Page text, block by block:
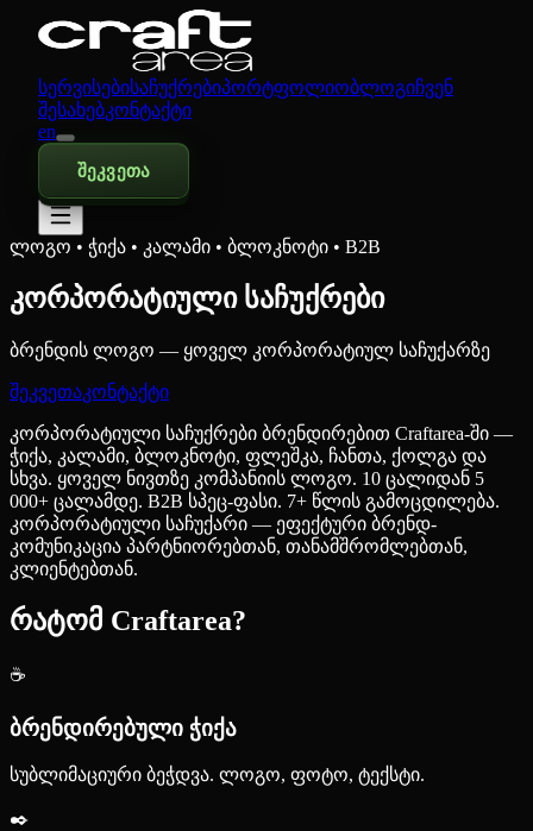
სერვისებისაჩუქრებიპორტფოლიობლოგიჩვენ
შესახებკონტაქტი
en
შეკვეთა
ლოგო • ჭიქა • კალამი • ბლოკნოტი • B2B
კორპორატიული საჩუქრები
ბრენდის ლოგო — ყოველ კორპორატიულ საჩუქარზე
შეკვეთაკონტაქტი
კორპორატიული საჩუქრები ბრენდირებით Craftarea-ში —
ჭიქა, კალამი, ბლოკნოტი, ფლეშკა, ჩანთა, ქოლგა და
სხვა. ყოველ ნივთზე კომპანიის ლოგო. 10 ცალიდან 5
000+ ცალამდე. B2B სპეც-ფასი. 7+ წლის გამოცდილება.
კორპორატიული საჩუქარი — ეფექტური ბრენდ-
კომუნიკაცია პარტნიორებთან, თანამშრომლებთან,
კლიენტებთან.
რატომ Craftarea?
☕
ბრენდირებული ჭიქა
სუბლიმაციური ბეჭდვა. ლოგო, ფოტო, ტექსტი.
✒️